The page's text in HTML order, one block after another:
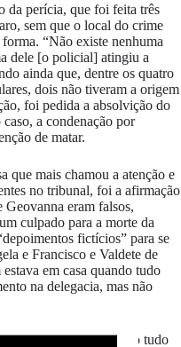
da perícia, que foi feita três
sem que o local do crime
“Não existe nenhuma
dele [o policial] atingiu a
ainda que, dentre os quatro
dois não tiveram a origem
foi pedida a absolvição do
a condenação por
de matar.
que mais chamou a atenção e
no tribunal, foi a afirmação
Geovanna eram falsos,
culpado para a morte da
fictícios” para se
e Francisco e Valdete de
em casa quando tudo
na delegacia, mas não
estava na casa quando tudo